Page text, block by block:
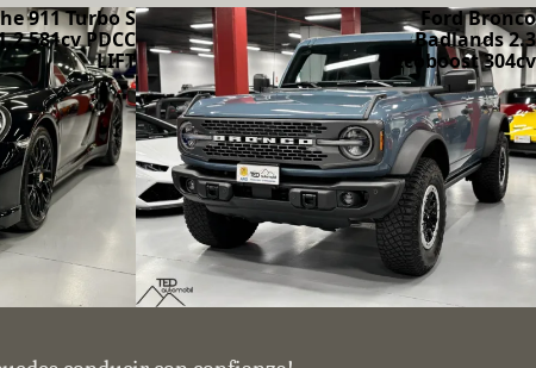
911 Turbo S
581cv PDCC
LIFT
Ford Bronco
Badlands 2.3
Ecoboost 304cv